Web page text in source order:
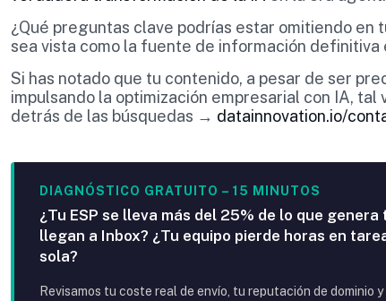
¿Qué preguntas clave podrías estar omitiendo
sea vista como la fuente de información definitiva
Si has notado que tu contenido, a pesar de ser
impulsando la optimización empresarial con IA,
detrás de las búsquedas → datainnovation.io/
DIAGNÓSTICO GRATUITO – 15 MINUTOS
¿Tu ESP se lleva más del 25% de lo que
llegan a Inbox? ¿Tu equipo pierde horas en
sola?
Revisamos tu coste real de envío, tu reputación de dominio